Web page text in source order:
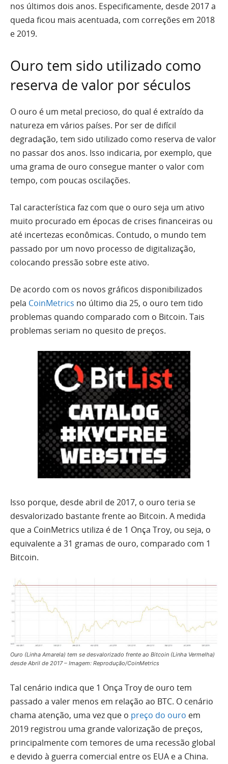
nos últimos dois anos. Especificamente, desde 2017 a
queda ficou mais acentuada, com correções em 2018
e 2019.
Ouro tem sido utilizado como
reserva de valor por séculos
O ouro é um metal precioso, do qual é extraído da
natureza em vários países. Por ser de difícil
degradação, tem sido utilizado como reserva de valor
no passar dos anos. Isso indicaria, por exemplo, que
uma grama de ouro consegue manter o valor com
tempo, com poucas oscilações.
Tal característica faz com que o ouro seja um ativo
muito procurado em épocas de crises financeiras ou
até incertezas econômicas. Contudo, o mundo tem
passado por um novo processo de digitalização,
colocando pressão sobre este ativo.
De acordo com os novos gráficos disponibilizados
pela CoinMetrics no último dia 25, o ouro tem tido
problemas quando comparado com o Bitcoin. Tais
problemas seriam no quesito de preços.
Isso porque, desde abril de 2017, o ouro teria se
desvalorizado bastante frente ao Bitcoin. A medida
que a CoinMetrics utiliza é de 1 Onça Troy, ou seja, o
equivalente a 31 gramas de ouro, comparado com 1
Bitcoin.
Ouro (Linha Amarela) tem se desvalorizado frente ao Bitcoin (Linha Vermelha)
desde Abril de 2017 – Imagem: Reprodução/CoinMetrics
Tal cenário indica que 1 Onça Troy de ouro tem
passado a valer menos em relação ao BTC. O cenário
chama atenção, uma vez que o preço do ouro em
2019 registrou uma grande valorização de preços,
principalmente com temores de uma recessão global
e devido à guerra comercial entre os EUA e a China.